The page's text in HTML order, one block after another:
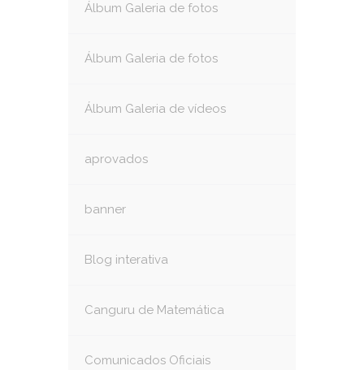
Álbum Galeria de fotos
Álbum Galeria de fotos
Álbum Galeria de vídeos
aprovados
banner
Blog interativa
Canguru de Matemática
Comunicados Oficiais